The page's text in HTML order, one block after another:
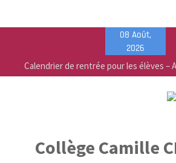
content
08 Août,
2026
Calendrier de rentrée pour les élèves –
scolaire 2026-2027
Liste des fournitures 2026-2027 – Collège
Vente de fournitures scolaires – PEEP &
Collège Camille